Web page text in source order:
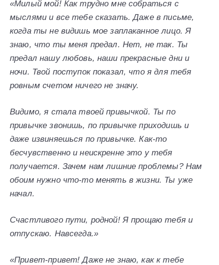
«Милый мой! Как трудно мне собраться с
мыслями и все тебе сказать. Даже в письме,
когда ты не видишь мое заплаканное лицо. Я
знаю, что ты меня предал. Нет, не так. Ты
предал нашу любовь, наши прекрасные дни и
ночи. Твой поступок показал, что я для тебя
ровным счетом ничего не значу.
Видимо, я стала твоей привычкой. Ты по
привычке звонишь, по привычке приходишь и
даже извиняешься по привычке. Как-то
бесчувственно и неискренне это у тебя
получается. Зачем нам лишние проблемы? Нам
обоим нужно что-то менять в жизни. Ты уже
начал.
Счастливого пути, родной! Я прощаю тебя и
отпускаю. Навсегда.»
«Привет-привет! Даже не знаю, как к тебе